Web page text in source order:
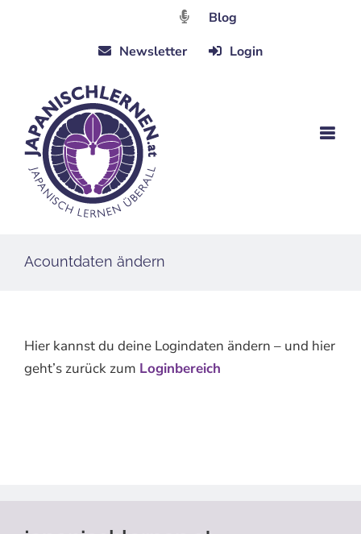
Blog
Newsletter
Login
Acountdaten ändern
Hier kannst du deine Logindaten ändern – und hier
geht’s zurück zum Loginbereich